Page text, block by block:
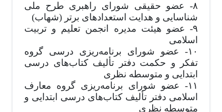
۸- عضو حقیقی شورای راهبری طرح ملی
شناسایی و هدایت استعدادهای برتر (شهاب)
۹- عضو هیئت مدیره انجمن تعلیم و تربیت
اسلامی
۱۰- عضو شورای برنامه‌ریزی درسی گروه
تفکر و حکمت دفتر تألیف کتاب‌های درسی
ابتدایی و متوسطه نظری
۱۱- عضو شورای برنامه‌ریزی گروه معارف
اسلامی دفتر تألیف کتاب‌های درسی ابتدایی و
متوسطه نظری